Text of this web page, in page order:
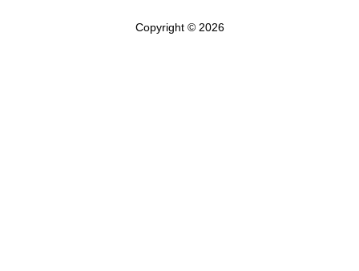
Copyright © 2026